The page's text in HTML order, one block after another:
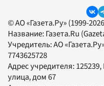
© АО «Газета.Ру» (1999-
Название: Газета.Ru
Учредитель:АО
7743625728
Адрес учредителя:
улица, дом 67